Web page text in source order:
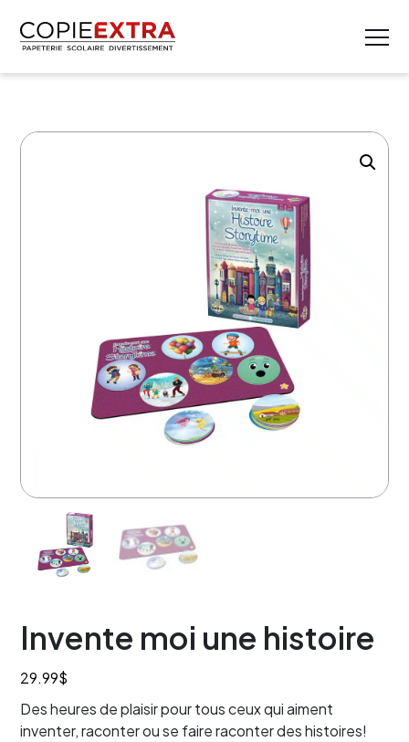
Invente moi une histoire
29.99$
Des heures de plaisir pour tous ceux qui aiment
inventer, raconter ou se faire raconter des histoires!